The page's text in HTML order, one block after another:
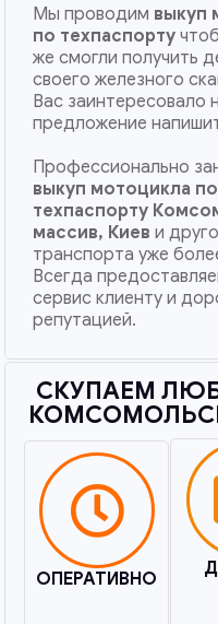
Мы проводим выкуп
по техпаспорту
же смогли получить
своего железного
Вас заинтересовало
предложение
Профессионально
выкуп мотоцикла по
техпаспорту
массив, Киеви
транспорта уже
Всегда
сервис клиенту и
репутацией.
СКУПАЕМ
ОПЕРАТИВНО